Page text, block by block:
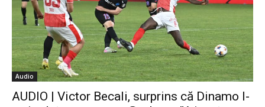
Audio
AUDIO | Victor Becali, surprins că Dinamo l-